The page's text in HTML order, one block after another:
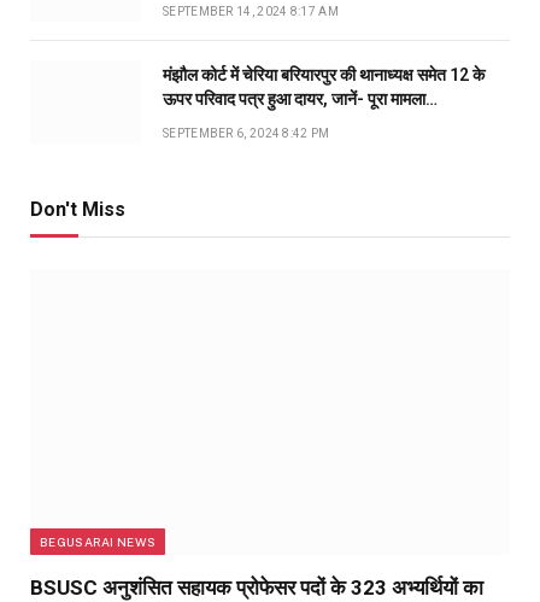
SEPTEMBER 14, 2024 8:17 AM
मंझौल कोर्ट में चेरिया बरियारपुर की थानाध्यक्ष समेत 12 के
ऊपर परिवाद पत्र हुआ दायर, जानें- पूरा मामला…
SEPTEMBER 6, 2024 8:42 PM
Don't Miss
BEGUSARAI NEWS
BSUSC अनुशंसित सहायक प्रोफेसर पदों के 323 अभ्यर्थियों का